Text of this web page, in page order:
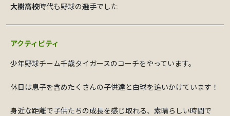
大樹高校時代も野球の選手でした
アクティビティ
少年野球チーム千歳タイガースのコーチをやっています。
休日は息子を含めたくさんの子供達と白球を追いかけています！
身近な距離で子供たちの成長を感じ取れる、素晴らしい時間で